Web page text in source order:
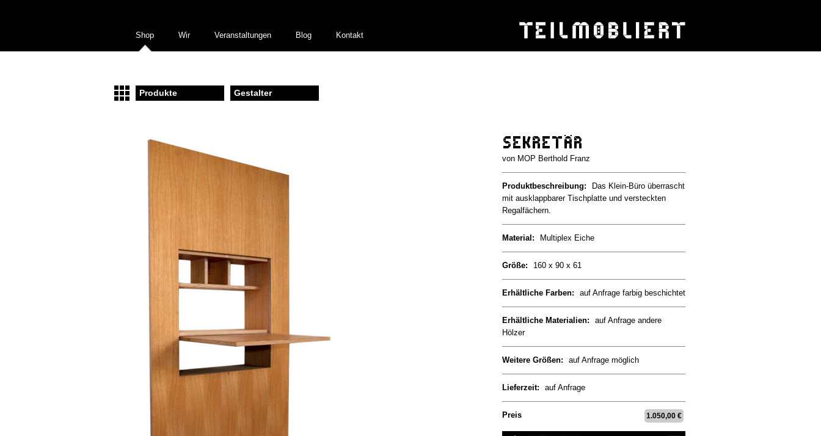
Shop Wir Veranstaltungen Blog Kontakt
Produkte Gestalter
Sekretär
MOP Berthold Franz
Produktbeschreibung:
Das Klein-Büro überrascht
mit ausklappbarer Tischplatte und versteckten
Regalfächern.
Material: Multiplex Eiche
Größe: 160 x 90 x 61
Erhältliche Farben: auf Anfrage farbig beschichtet
Erhältliche Materialien:
auf Anfrage andere
Hölzer
Weitere Größen: auf Anfrage möglich
Lieferzeit: auf Anfrage
Preis 1.050,00 €